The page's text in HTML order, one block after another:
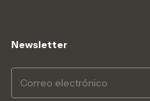
Newsletter